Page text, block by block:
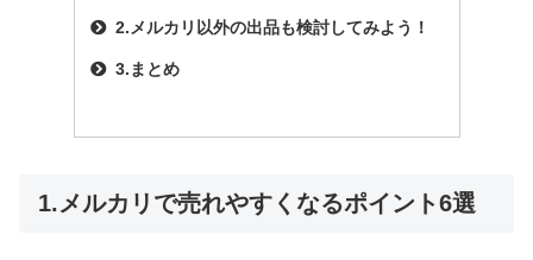
2.メルカリ以外の出品も検討してみよう！
3.まとめ
1.メルカリで売れやすくなるポイント6選